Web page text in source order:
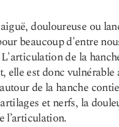
douloureuse ou
beaucoup d'entre
de la
elle est donc
de la hanche
et nerfs, la
l’articulation.